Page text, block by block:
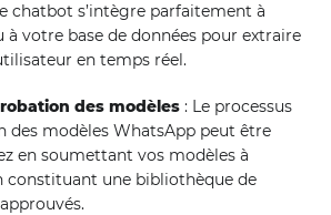
chatbot s’intègre parfaitement à
à votre base de données pour extraire
en temps réel.
des modèles : Le processus
des modèles WhatsApp peut être
en soumettant vos modèles à
constituant une bibliothèque de